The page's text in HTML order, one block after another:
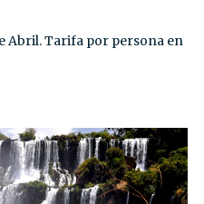
Abril. Tarifa por persona en